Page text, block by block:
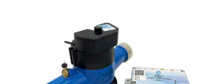
Линейки приборов
Отраслевые решения
Технологии передачи данных
Отраслевые решения
Технологии передачи данных